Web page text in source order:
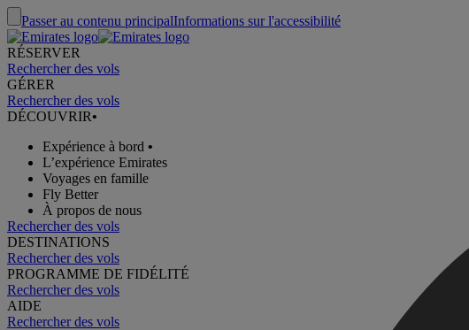
Passer au contenu principalInformations sur l'accessibilité
RÉSERVER
Rechercher des vols
GÉRER
Rechercher des vols
DÉCOUVRIR•
Expérience à bord •
L’expérience Emirates
Voyages en famille
Fly Better
À propos de nous
Rechercher des vols
DESTINATIONS
Rechercher des vols
PROGRAMME DE FIDÉLITÉ
Rechercher des vols
AIDE
Rechercher des vols